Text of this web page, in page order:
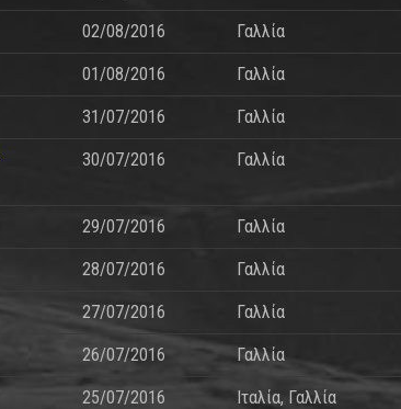
02/08/2016 Γαλλία
01/08/2016 Γαλλία
31/07/2016 Γαλλία
30/07/2016 Γαλλία
29/07/2016 Γαλλία
28/07/2016 Γαλλία
27/07/2016 Γαλλία
26/07/2016 Γαλλία
25/07/2016 Ιταλία, Γαλλία